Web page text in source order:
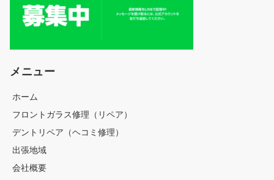
メニュー
ホーム
フロントガラス修理（リペア）
デントリペア（ヘコミ修理）
出張地域
会社概要